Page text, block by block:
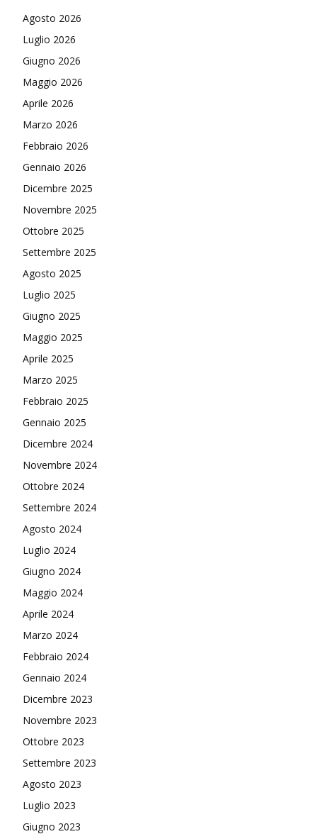
Agosto 2026
Luglio 2026
Giugno 2026
Maggio 2026
Aprile 2026
Marzo 2026
Febbraio 2026
Gennaio 2026
Dicembre 2025
Novembre 2025
Ottobre 2025
Settembre 2025
Agosto 2025
Luglio 2025
Giugno 2025
Maggio 2025
Aprile 2025
Marzo 2025
Febbraio 2025
Gennaio 2025
Dicembre 2024
Novembre 2024
Ottobre 2024
Settembre 2024
Agosto 2024
Luglio 2024
Giugno 2024
Maggio 2024
Aprile 2024
Marzo 2024
Febbraio 2024
Gennaio 2024
Dicembre 2023
Novembre 2023
Ottobre 2023
Settembre 2023
Agosto 2023
Luglio 2023
Giugno 2023